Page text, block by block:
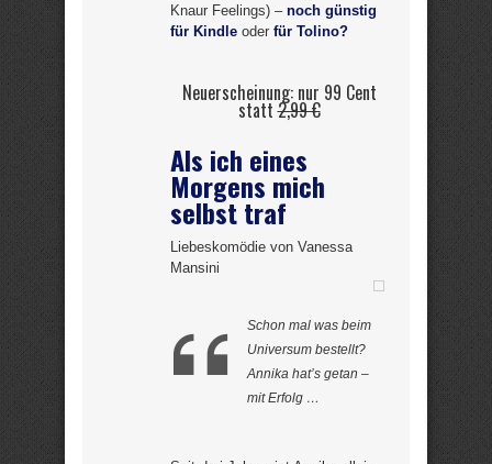
Knaur Feelings) – noch günstig
für Kindle oder für Tolino?
Neuerscheinung: nur 99 Cent
statt2,99 €
Als ich eines
Morgens mich
selbst traf
Liebeskomödie von Vanessa
Mansini
Schon mal was beim
Universum bestellt?
Annika hat’s getan –
mit Erfolg …